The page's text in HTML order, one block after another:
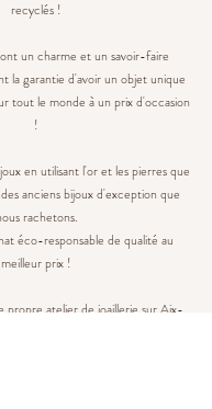
recyclés !
un charme et un savoir-faire
la garantie d'avoir un objet unique
tout le monde à un prix d'occasion
!
en utilisant l'or et les pierres que
anciens bijoux d'exception que
rachetons.
éco-responsable de qualité au
meilleur prix !
propre atelier de joaillerie sur Aix-